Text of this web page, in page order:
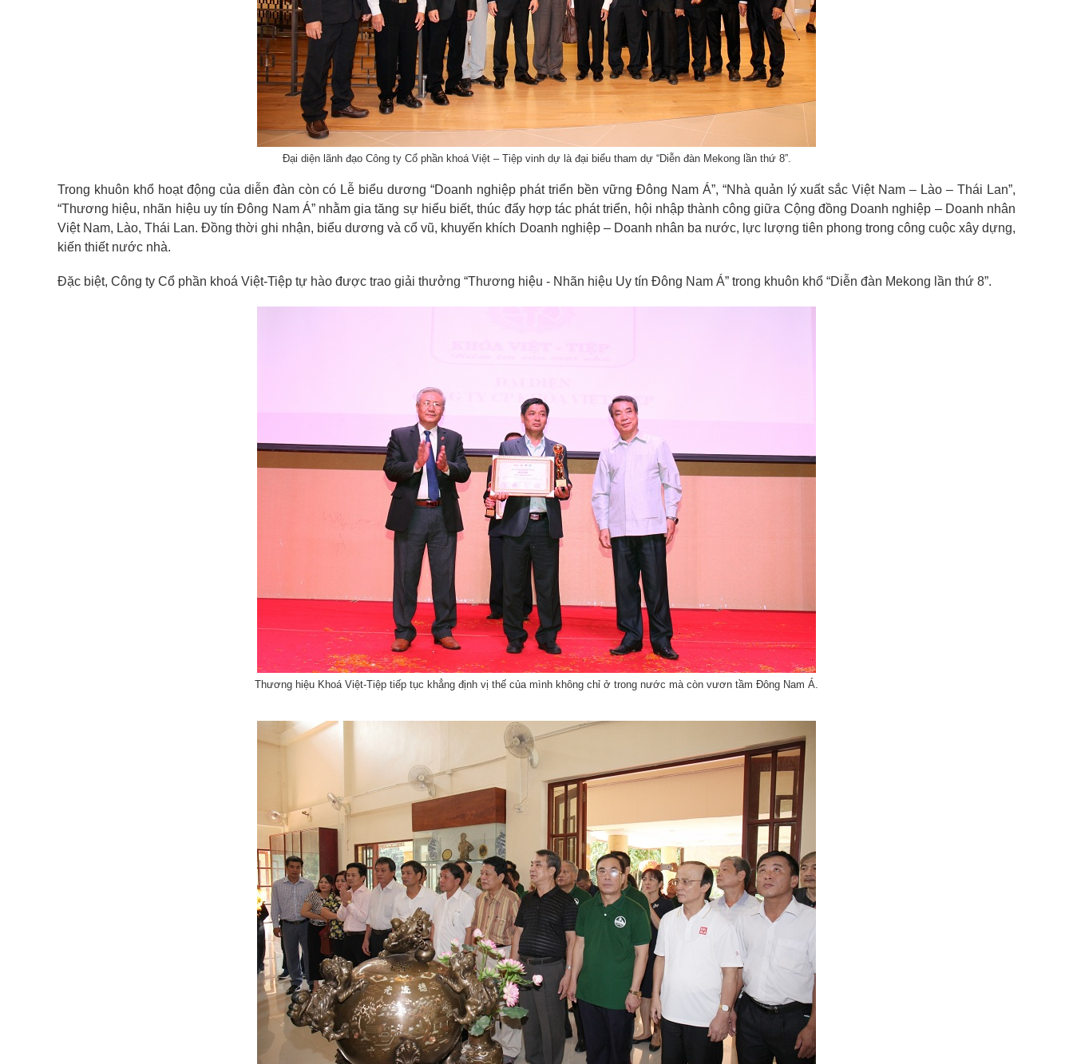
Đại diện lãnh đạo Công ty Cổ phần khoá Việt – Tiệp vinh dự là đại biểu tham dự “Diễn đàn Mekong lần thứ 8”.
Trong khuôn khổ hoạt động của diễn đàn còn có Lễ biểu dương “Doanh nghiệp phát triển bền vững Đông Nam Á”, “Nhà quản lý xuất sắc Việt Nam – Lào – Thái Lan”,
“Thương hiệu, nhãn hiệu uy tín Đông Nam Á” nhằm gia tăng sự hiểu biết, thúc đẩy hợp tác phát triển, hội nhập thành công giữa Cộng đồng Doanh nghiệp – Doanh nhân
Việt Nam, Lào, Thái Lan. Đồng thời ghi nhận, biểu dương và cổ vũ, khuyến khích Doanh nghiệp – Doanh nhân ba nước, lực lượng tiên phong trong công cuộc xây dựng,
kiến thiết nước nhà.
Đặc biệt, Công ty Cổ phần khoá Việt-Tiệp tự hào được trao giải thưởng “Thương hiệu - Nhãn hiệu Uy tín Đông Nam Á” trong khuôn khổ “Diễn đàn Mekong lần thứ 8”.
Thương hiệu Khoá Việt-Tiệp tiếp tục khẳng định vị thế của mình không chỉ ở trong nước mà còn vươn tầm Đông Nam Á.